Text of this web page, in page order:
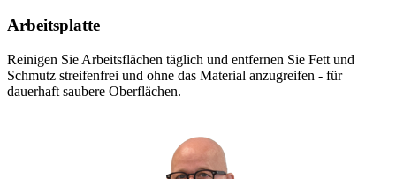
Arbeitsplatte
Reinigen Sie Arbeitsflächen täglich und entfernen Sie Fett und
Schmutz streifenfrei und ohne das Material anzugreifen - für
dauerhaft saubere Oberflächen.